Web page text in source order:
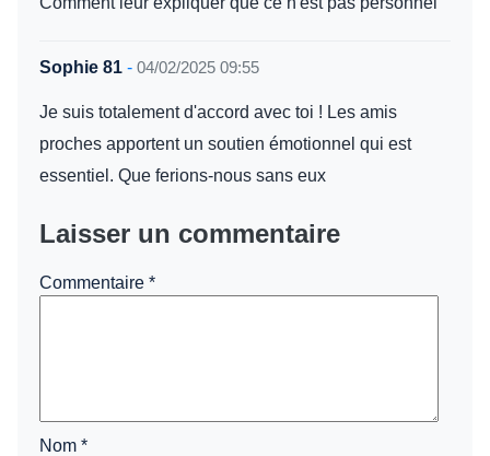
Sophie 81 - 04/02/2025 09:55
Je suis totalement d'accord avec toi ! Les amis
proches apportent un soutien émotionnel qui est
essentiel. Que ferions-nous sans eux
Laisser un commentaire
Commentaire *
Nom *